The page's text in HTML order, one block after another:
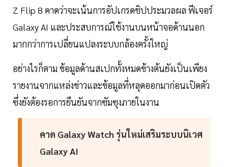
Z Flip 8 คาดว่าจะเน้นการอัปเกรดชิปประมวลผล ฟีเจอร์
Galaxy AI และประสบการณ์ใช้งานบนหน้าจอด้านนอก
มากกว่าการเปลี่ยนแปลงระบบกล้องครั้งใหญ่
อย่างไรก็ตาม ข้อมูลด้านสเปกทั้งหมดข้างต้นยังเป็นเพียง
รายงานจากแหล่งข่าวและข้อมูลที่หลุดออกมาก่อนเปิดตัว
ซึ่งยังต้องรอการยืนยันจากซัมซุงภายในงาน
คาด Galaxy Watch รุ่นใหม่เสริมระบบนิเวศ
Galaxy AI